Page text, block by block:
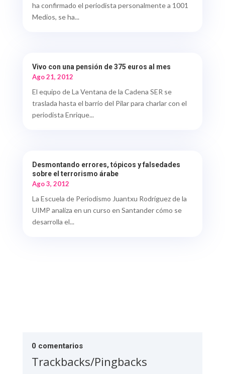
ha confirmado el periodista personalmente a 1001
Medios, se ha...
Vivo con una pensión de 375 euros al mes
Ago 21, 2012
El equipo de La Ventana de la Cadena SER se
traslada hasta el barrio del Pilar para charlar con el
periodista Enrique...
Desmontando errores, tópicos y falsedades
sobre el terrorismo árabe
Ago 3, 2012
La Escuela de Periodismo Juantxu Rodríguez de la
UIMP analiza en un curso en Santander cómo se
desarrolla el...
0 comentarios
Trackbacks/Pingbacks